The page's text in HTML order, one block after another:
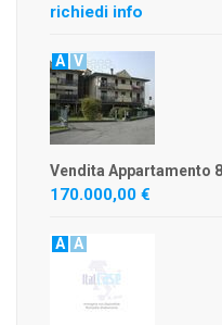
richiedi info
A V
Vendita Appartamento
170.000,00 €
A A